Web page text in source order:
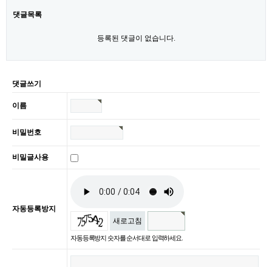
댓글목록
등록된 댓글이 없습니다.
댓글쓰기
이름
비밀번호
비밀글사용
자동등록방지
새로고침
자동등록방지 숫자를 순서대로 입력하세요.